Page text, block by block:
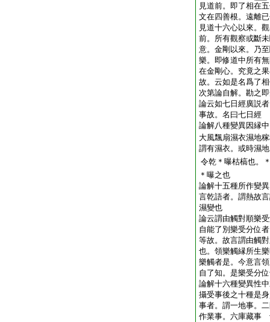
見道前。即了相在
文在四善根。遠離
見道十六心以來。
前。所有觀察或斷
意。金剛以來。乃
樂。即修道中所有
在金剛心。究竟之
故。云如是名爲了
次第論自解。勘之
論云如七日經廣説
事故。名曰七日經
論解八種變異因縁
大風飄扇濕衣濕地
謂有濕衣。或時濕
令乾＊曝枯槁也。
＊曝之也
論解十五種所作變
言乾語者。謂熱故
濕變也
論云謂由觸對順樂
自能了別樂受分位
等故。故言謂由觸
也。領樂觸縁所生
樂觸者是。今意言
自了知。是樂受分
論解十六種變異性
攝受事後之十種是
事者。謂一地事。
作業事。六庫藏事